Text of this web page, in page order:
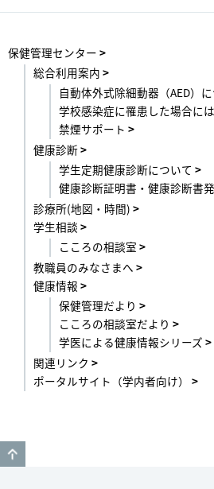
保健管理センター
総合利用案内
自動体外式除細動器（AED）
学校感染症に罹患した場合には
禁煙サポート
健康診断
学生定期健康診断について
健康診断証明書・健康診断書
診療所(地図・時間)
学生相談
こころの相談室
教職員のみなさまへ
健康情報
保健管理だより
こころの相談室だより
学医による健康情報シリーズ
関連リンク
ポータルサイト（学内者向け）